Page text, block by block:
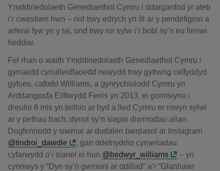
Ymddiriedolaeth Genedlaethol Cymru i ddarganfod yr ateb
i’r cwestiwn hwn – nid trwy edrych yn ôl ar y pendefigion a
arferai fyw yn y tai, ond trwy roi sylw i’r bobl sy’n eu llenwi
heddiw.
Fel rhan o waith Ymddiriedolaeth Genedlaethol Cymru i
gyrraedd cynulleidfaoedd newydd trwy gyfrwng celfyddyd
gyfoes, cafodd Williams, a gynrychiolodd Cymru yn
Arddangosfa Eilflwydd Fenis yn 2013, ei gomisiynu i
dreulio 6 mis yn teithio ar hyd a lled Cymru er mwyn sylwi
ar y pethau bach, dynol sy’n siapio diwrnodau allan.
Dogfennodd y siwrnai ar dudalen bwrpasol ar Instagram
@tindroi_dawdle
, gan ddefnyddio cymeriadau
cyfarwydd o’i sianel ei hun @bedwyr_williams
– yn
cynnwys y “Dyn sy’n gwirioni ar ddillad” a’r “Glanhawr